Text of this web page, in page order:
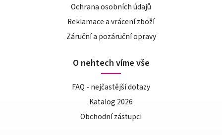
Ochrana osobních údajů
Reklamace a vrácení zboží
Záruční a pozáruční opravy
O nehtech víme vše
FAQ - nejčastější dotazy
Katalog 2026
Obchodní zástupci